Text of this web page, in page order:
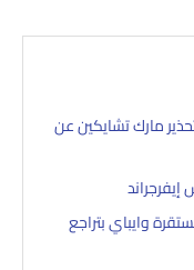
مارك تشايكين عن
وايباي بتراجع